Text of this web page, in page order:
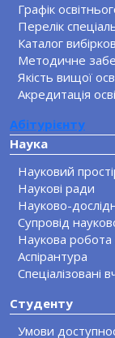
Графік
Перелік
Каталог
Методичне
Якість вищої
Акредитація
Абітурієнту
Наука
Науковий
Наукові ради
Науково-
Супровід
Наукова робота
Аспірантура
Спеціалізовані
Студенту
Умови